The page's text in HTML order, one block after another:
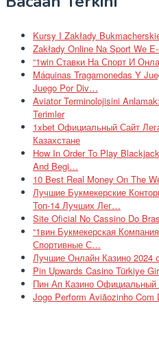
Kursy I Zakłady
Zakłady Online Na Sport We
“1win Ставки На Спорт И
Máquinas Tragamonedas Y
Juego Por Div…
Aviator Terminolojisini
Terimler
1xbet Официальный Сайт
Казахстане
How In Order To Play
And Begi…
10 Best Real Money On The
Лучшие Букмекерские
Топ-14 Лучших Лег…
Site Oficial No Cassino Do
“1вин Букмекерская
Спортивные С…
Лучшие Онлайн Казино 2024
Pin Upwards Casino Türkiye
Пин Ап Казино Официальный
Jogo Perform Aviãozinho Com